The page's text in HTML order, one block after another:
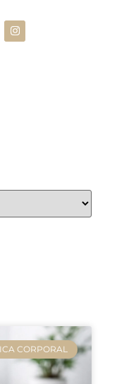
CORPORAL